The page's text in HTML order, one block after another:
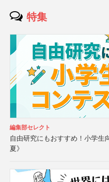
特集
編集部セレクト
自由研究にもおすすめ！小学生
夏》